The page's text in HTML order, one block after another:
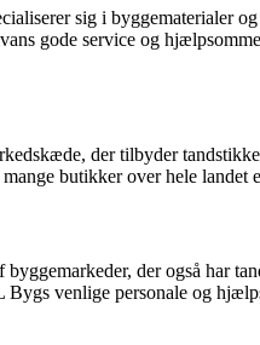
sig i byggematerialer
gode service og
der tilbyder
butikker over hele
der også har
venlige personale og